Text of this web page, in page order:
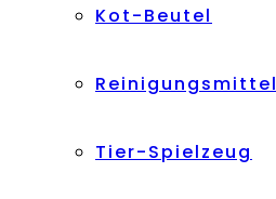
Kot-Beutel
Reinigungsmittel
Tier-Spielzeug